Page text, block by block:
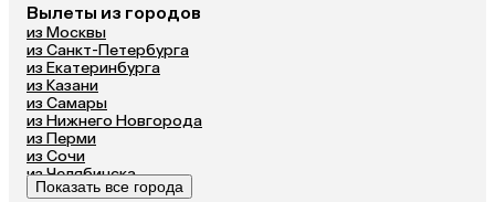
Вылеты из городов
из Москвы
из Санкт-Петербурга
из Екатеринбурга
из Казани
из Самары
из Нижнего Новгорода
из Перми
из Сочи
из Челябинска
из Омска
Показать все города